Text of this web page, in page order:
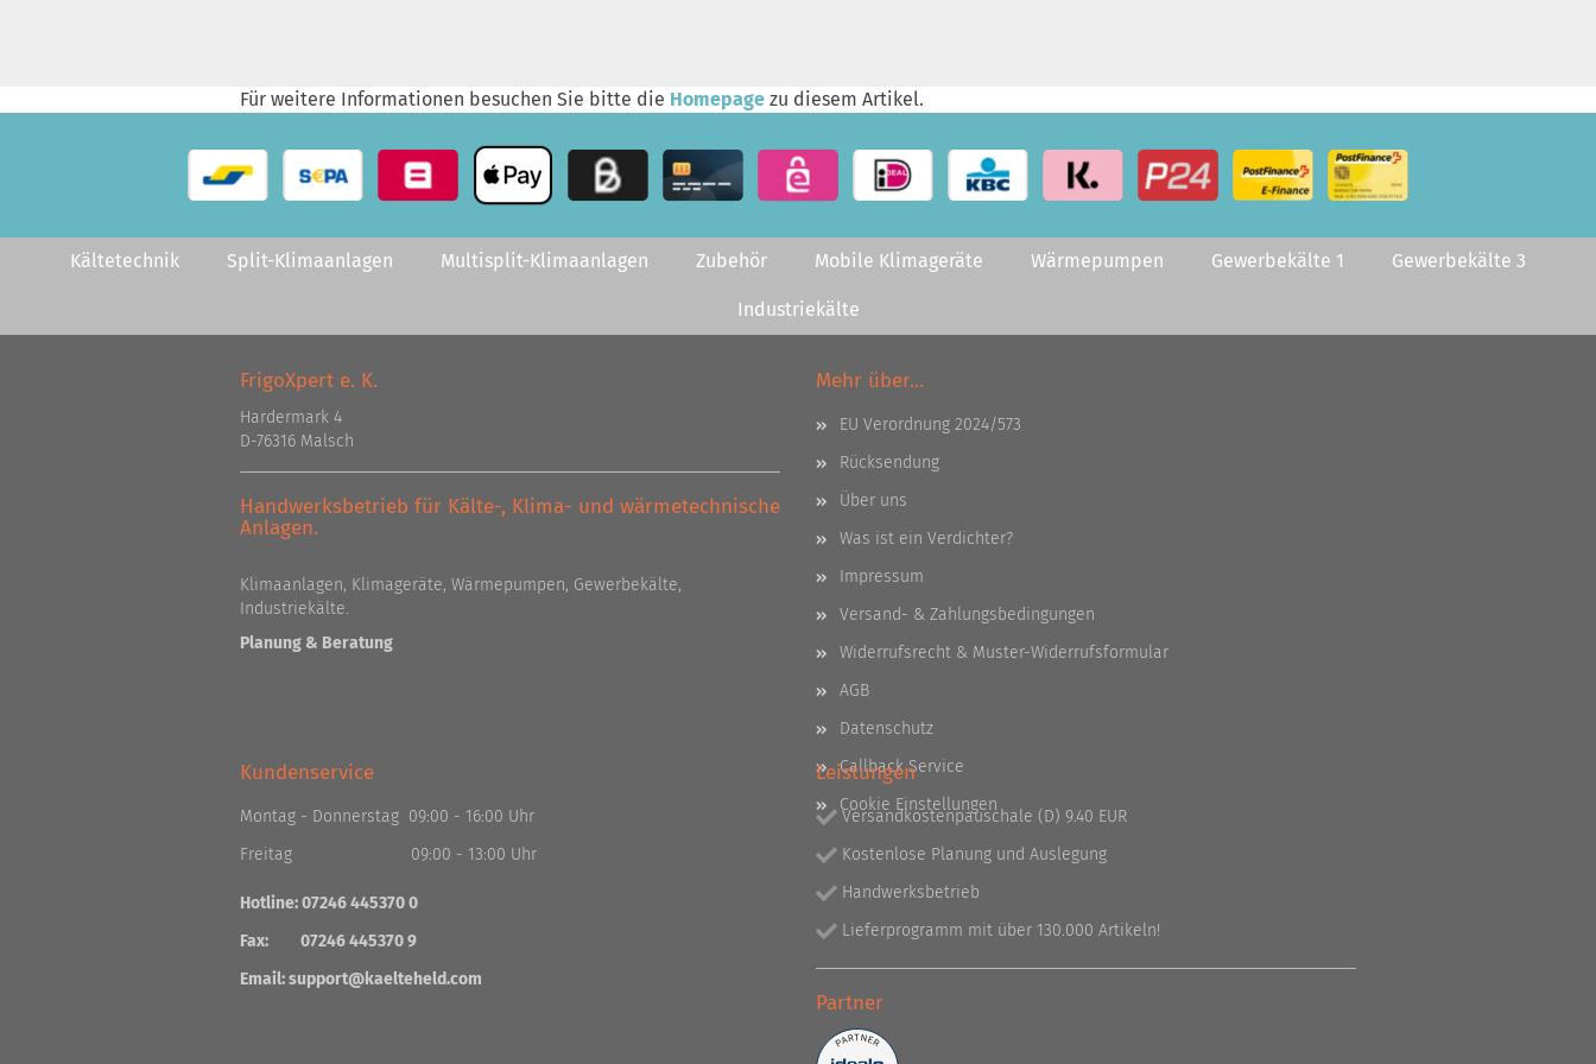
Für weitere Informationen besuchen Sie bitte die Homepage zu diesem Artikel.
Kältetechnik Split-Klimaanlagen Multisplit-Klimaanlagen Zubehör Mobile Klimageräte Wärmepumpen Gewerbekälte 1 Gewerbekälte 3
Industriekälte
FrigoXpert e. K.
Hardermark 4
D-76316 Malsch
Handwerksbetrieb für Kälte-, Klima- und wärmetechnische
Anlagen.
Klimaanlagen, Klimageräte, Wärmepumpen, Gewerbekälte,
Industriekälte.
Planung & Beratung
Mehr über...
EU Verordnung 2024/573
Rücksendung
Über uns
Was ist ein Verdichter?
Impressum
Versand- & Zahlungsbedingungen
Widerrufsrecht & Muster-Widerrufsformular
AGB
Datenschutz
Callback Service
Cookie Einstellungen
Kundenservice
Montag - Donnerstag 09:00 - 16:00 Uhr
Freitag 09:00 - 13:00 Uhr
Hotline: 07246 445370 0
Fax: 07246 445370 9
Email:support@kaelteheld.com
Leistungen
Versandkostenpauschale (D) 9.40 EUR
Kostenlose Planung und Auslegung
Handwerksbetrieb
Lieferprogramm mit über 130.000 Artikeln!
Partner